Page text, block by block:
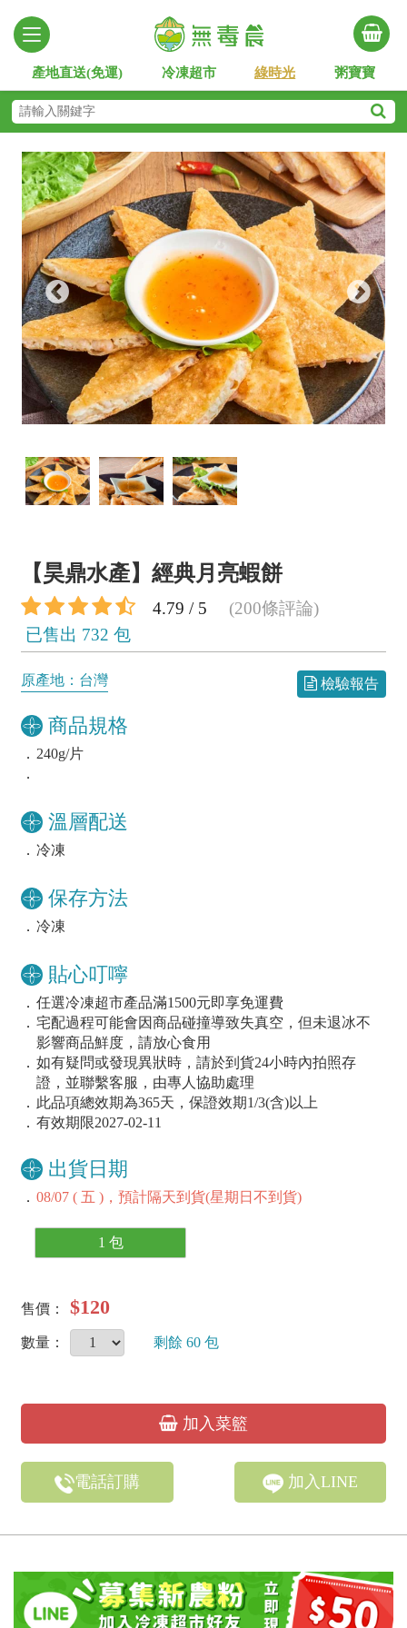
產地直送(免運) 冷凍超市 綠時光 粥寶寶
【昊鼎水產】經典月亮蝦餅
4.79 / 5
(200條評論)
已售出 732 包
原產地：台灣 檢驗報告
商品規格
． 240g/片
．
溫層配送
． 冷凍
保存方法
． 冷凍
貼心叮嚀
． 任選冷凍超市產品滿1500元即享免運費
． 宅配過程可能會因商品碰撞導致失真空，但未退冰不
影響商品鮮度，請放心食用
． 如有疑問或發現異狀時，請於到貨24小時內拍照存
證，並聯繫客服，由專人協助處理
． 此品項總效期為365天，保證效期1/3(含)以上
． 有效期限2027-02-11
出貨日期
． 08/07 ( 五 )，預計隔天到貨(星期日不到貨)
1 包
售價： $120
數量： 剩餘 60 包
加入菜籃
電話訂購 加入LINE